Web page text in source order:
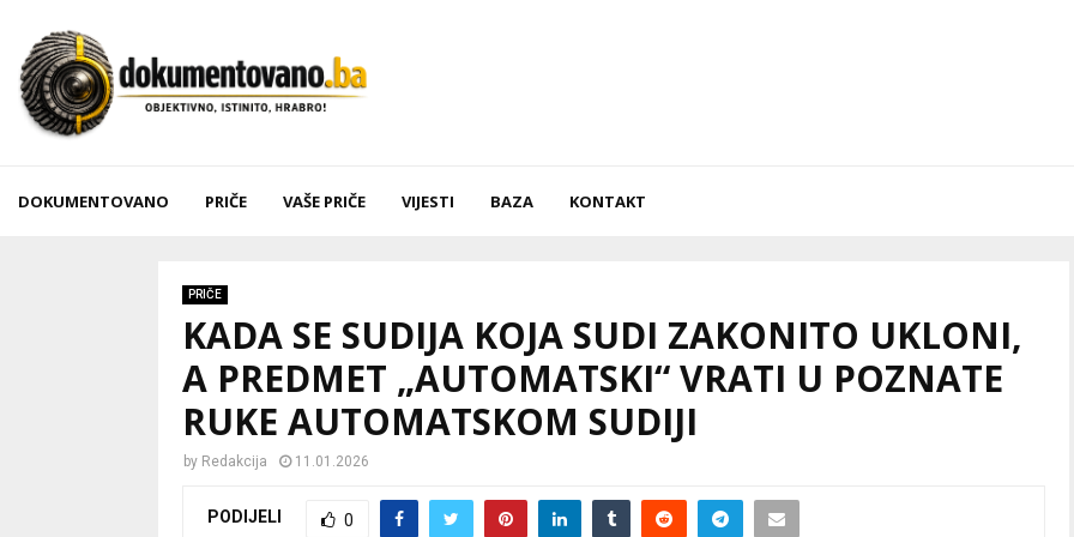
DOKUMENTOVANO PRIČE VAŠE PRIČE VIJESTI BAZA KONTAKT
PRIČE
KADA SE SUDIJA KOJA SUDI ZAKONITO UKLONI,
A PREDMET „AUTOMATSKI“ VRATI U POZNATE
RUKE AUTOMATSKOM SUDIJI
by Redakcija 11.01.2026
PODIJELI 0